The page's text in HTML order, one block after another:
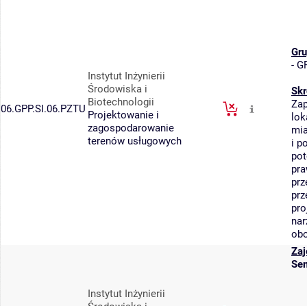
06.GPP.SI.06.PZTU
Instytut Inżynierii
Środowiska i
Biotechnologii
Projektowanie i
zagospodarowanie
terenów usługowych
-
i
Instytut Inżynierii